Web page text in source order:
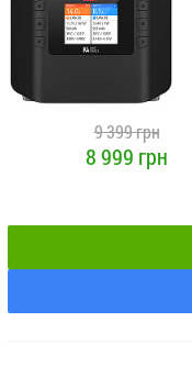
9 399 грн
8 999 грн